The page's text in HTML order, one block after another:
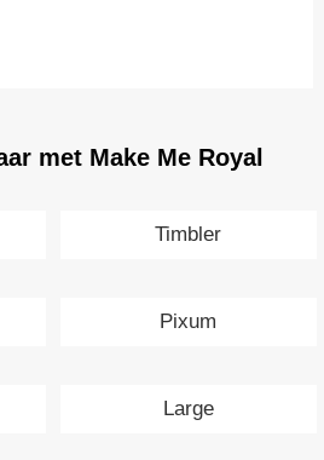
met Make Me Royal
Timbler
Pixum
Large